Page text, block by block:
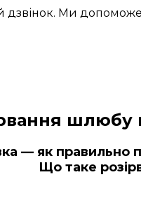
дзвінок. Ми
шлюбу
— як правильно
Що таке